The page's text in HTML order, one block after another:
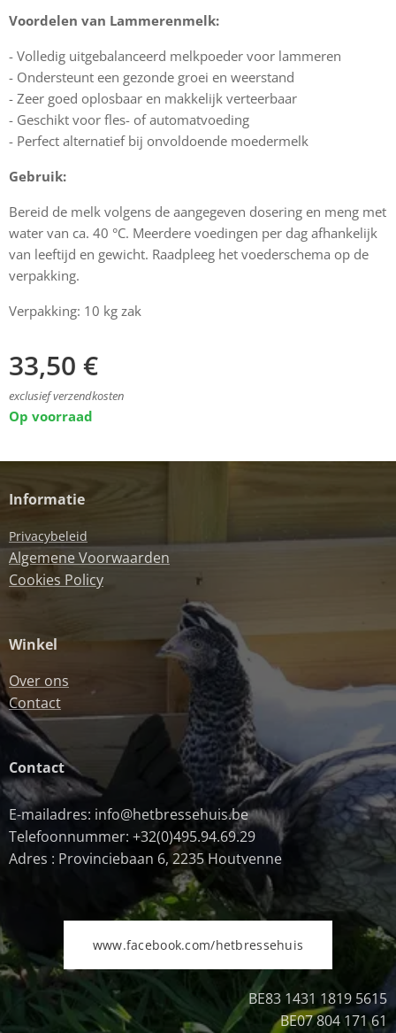
Voordelen van Lammerenmelk:
- Volledig uitgebalanceerd melkpoeder voor lammeren
- Ondersteunt een gezonde groei en weerstand
- Zeer goed oplosbaar en makkelijk verteerbaar
- Geschikt voor fles- of automatvoeding
- Perfect alternatief bij onvoldoende moedermelk
Gebruik:
Bereid de melk volgens de aangegeven dosering en meng met
water van ca. 40 °C. Meerdere voedingen per dag afhankelijk
van leeftijd en gewicht. Raadpleeg het voederschema op de
verpakking.
Verpakking: 10 kg zak
33,50 €
exclusief verzendkosten
Op voorraad
Informatie
Privacybeleid
Algemene Voorwaarden
Cookies Policy
Winkel
Over ons
Contact
Contact
E-mailadres: info@hetbressehuis.be
Telefoonnummer: +32(0)495.94.69.29
Adres : Provinciebaan 6, 2235 Houtvenne
www.facebook.com/hetbressehuis
BE83 1431 1819 5615
BE07 804 171 61